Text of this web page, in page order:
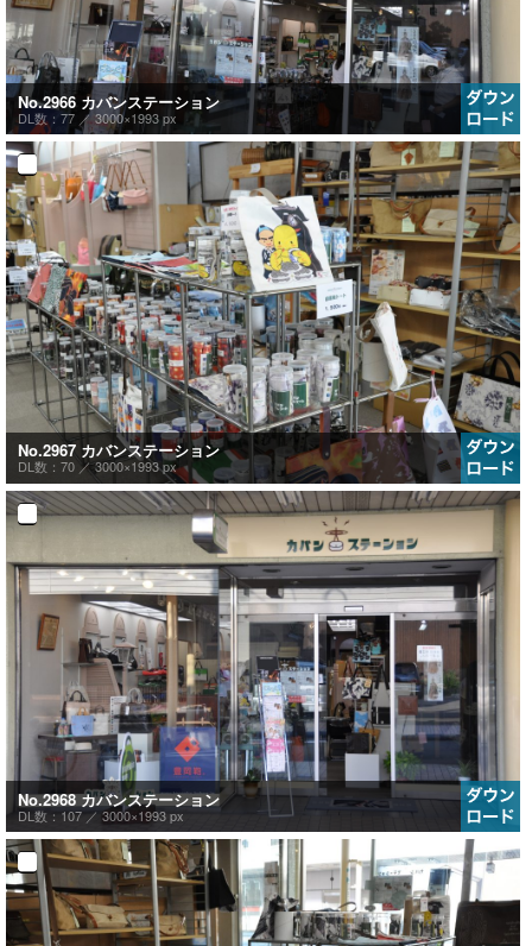
No.2966 カバンステーション
DL数：77 ／ 3000×1993 px
No.2967 カバンステーション
DL数：70 ／3000×1993 px
No.2968 カバンステーション
DL数：107 ／ 3000×1993 px